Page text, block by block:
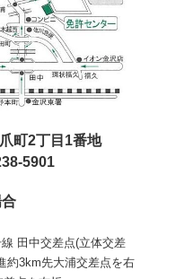
町2丁目1番地
5901
田中交差点(立体交差
約3km先大浦交差点を右